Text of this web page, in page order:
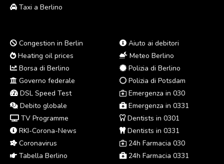
Taxi a Berlino
Congestion in Berlin
Heating oil prices
Borsa di Berlino
Governo federale
DSL Speed Test
Debito globale
TV Programme
RKI-Corona-News
Coronavirus
Tabella Berlino
Aiuto ai debitori
Meteo Berlino
Polizia di Berlino
Polizia di Potsdam
Emergenza in 030
Emergenza in 0331
Dentists in 0301
Dentists in 0331
24h Farmacia 030
24h Farmacia 0331